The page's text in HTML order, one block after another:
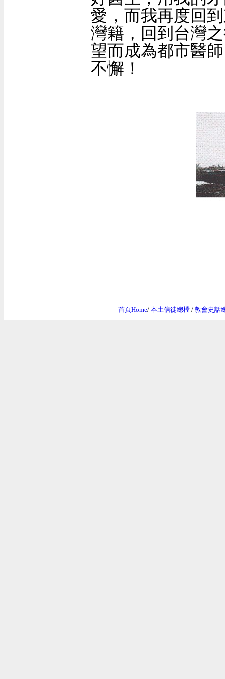
愛，而我再度回
灣籍，回到台灣
望而成為都市醫
不懈！
首頁Home/ 本土信徒總檔 / 教會史話